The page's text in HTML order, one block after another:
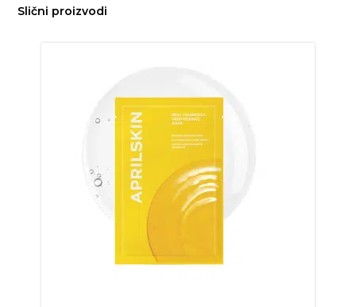
Slični proizvodi